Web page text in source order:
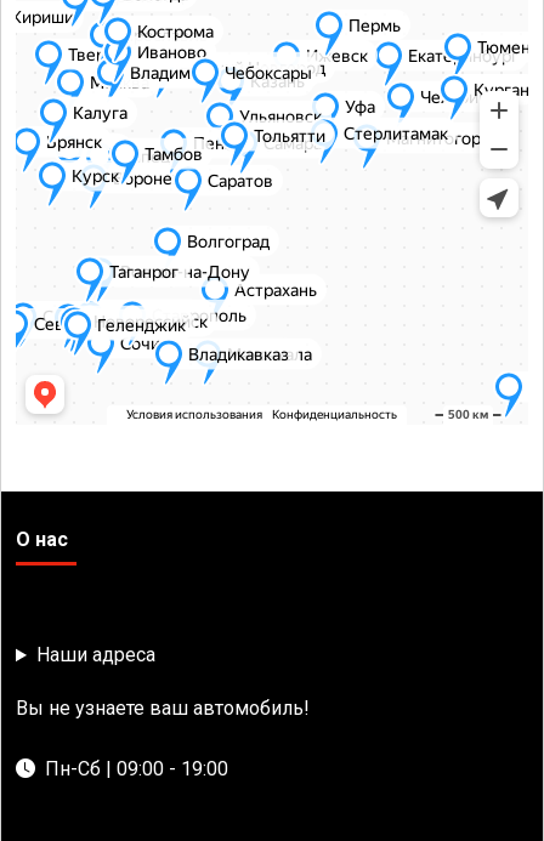
О нас
Наши адреса
Вы не узнаете ваш автомобиль!
Пн-Сб | 09:00 - 19:00